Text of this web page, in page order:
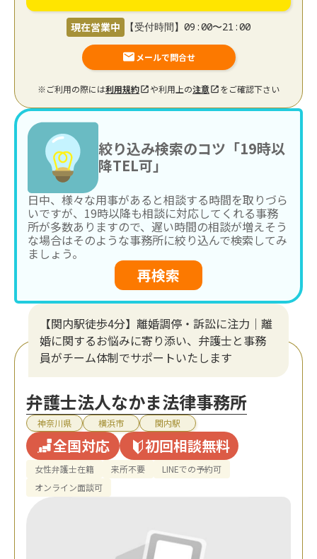
現在営業中 【受付時間】09:00〜21:00
メールで問合せ
※ご利用の際には利用規約 や利用上の注意 をご確認下さい
絞り込み検索のコツ「19時以
降TEL可」
日中、様々な用事があると相談する時間を取りづら
いですが、19時以降も相談に対応してくれる事務
所が多数ありますので、遅い時間の相談が増えそう
な場合はそのような事務所に絞り込んで検索してみ
ましょう。
再検索
【関内駅徒歩4分】離婚調停・訴訟に注力│離
婚に関するお悩みに寄り添い、弁護士と事務
員がチーム体制でサポートいたします
弁護士法人なかま法律事務所
神奈川県 横浜市 関内駅
全国対応 初回相談無料
女性弁護士在籍 来所不要
LINEでの予約可
オンライン面談可